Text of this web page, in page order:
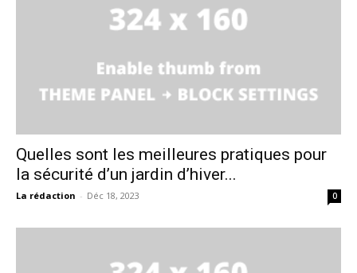
Quelles sont les meilleures pratiques pour
la sécurité d’un jardin d’hiver...
La rédaction - Déc 18, 2023 0